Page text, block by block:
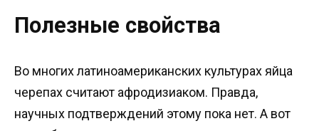
Полезные свойства
Во многих латиноамериканских культурах яйца
черепах считают афродизиаком. Правда,
научных подтверждений этому пока нет. А вот